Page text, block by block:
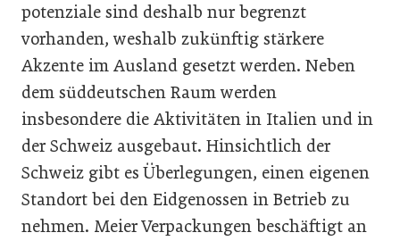
potenziale sind deshalb nur begrenzt
vorhanden, weshalb zukünftig stärkere
Akzente im Ausland gesetzt werden. Neben
dem süddeutschen Raum werden
insbesondere die Aktivitäten in Italien und in
der Schweiz ausgebaut. Hinsichtlich der
Schweiz gibt es Überlegungen, einen eigenen
Standort bei den Eidgenossen in Betrieb zu
nehmen. Meier Verpackungen beschäftigt an